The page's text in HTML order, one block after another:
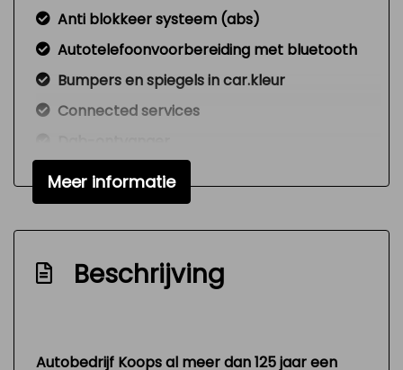
Anti blokkeer systeem (abs)
Autotelefoonvoorbereiding met bluetooth
Bumpers en spiegels in car.kleur
Connected services
Handgeschakeld
Hill hold-functie
Hoofdsteunen actief
Nationale autopas
Rijstrooksensor met correctie
Meer informatie
Beschrijving
Autobedrijf Koops al meer dan 125 jaar een